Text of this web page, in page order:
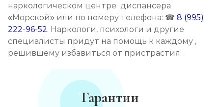
наркологическом центре диспансера
«Морской» или по номеру телефона: ☎ 8 (995)
222-96-52. Наркологи, психологи и другие
специалисты придут на помощь к каждому ,
решившему избавиться от пристрастия.
Гарантии